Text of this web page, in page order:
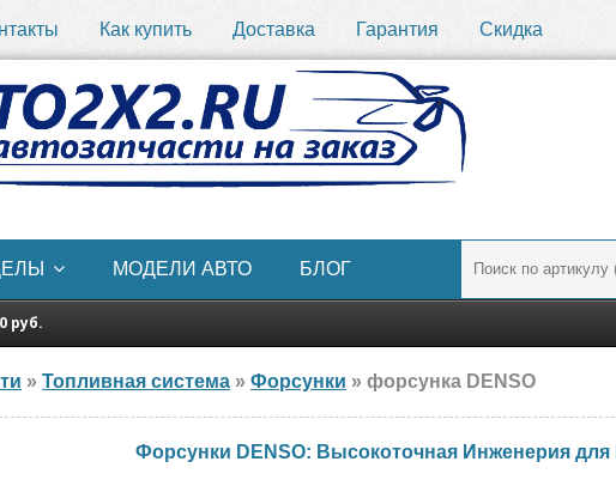
Как купить Доставка Гарантия Скидка
МОДЕЛИ АВТО БЛОГ
0 руб.
» Топливная система » Форсунки » форсунка DENSO
Форсунки DENSO: Высокоточная Инженерия